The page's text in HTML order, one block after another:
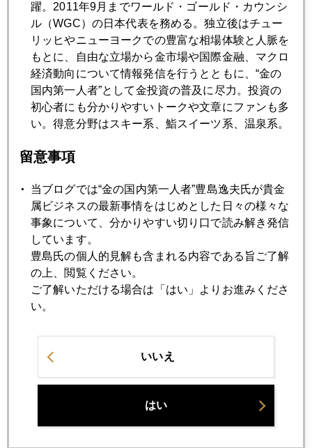
2025年12月16日
白金急騰
2025年12月15日
来年の下げ材料を探すとすれば
雇用者数、実質減、金急騰
2025年12月11日
ＦＯＭＣ後、金、銀、続騰
2025年12月10日
ＦＯＭＣ初日、銀とプラチナが急騰
2025年12月09日
災害と金
躍。2011年9月までワールド・ゴールド・カウンシ
ル（WGC）の日本代表を務める。独立後はチュー
リッヒやニューヨークでの豊富な相場体験と人脈を
もとに、自由な立場から金市場や国際金融、マクロ
経済動向について情報発信を行うとともに、“金の
国内第一人者”として金投資の普及に尽力。投資の
初心者にも分かりやすいトークや文章にファンも多
い。得意分野はスキー系、鮨スイーツ系、温泉系。
留意事項
当ブログでは“金の国内第一人者”豊島逸夫氏が貴金
属ビジネスの最新事情をはじめとした日々の様々な
事象について、分かりやすい切り口で読み解き発信
しています。
豊島氏の個人的見解も含まれる内容である旨ご了解
の上、閲覧ください。
ご了解いただける場合は「はい」よりお進みくださ
い。
いいえ
はい